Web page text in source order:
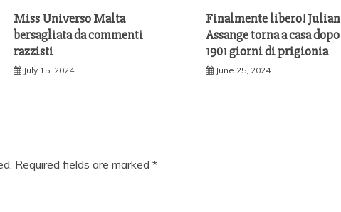
Miss Universo Malta
bersagliata da commenti
razzisti
July 15, 2024
Finalmente libero! Julian
Assange torna a casa dopo
1901 giorni di prigionia
June 25, 2024
Required fields are marked *